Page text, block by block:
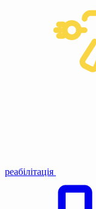
реабілітація